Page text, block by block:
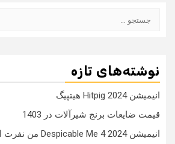
نوشته‌های تازه
انیمیشن Hitpig 2024 هیتپیگ
قیمت ضایعات برنج شیرآلات در 1403
انیمیشن Despicable Me 4 2024 من نفرت انگیز 4